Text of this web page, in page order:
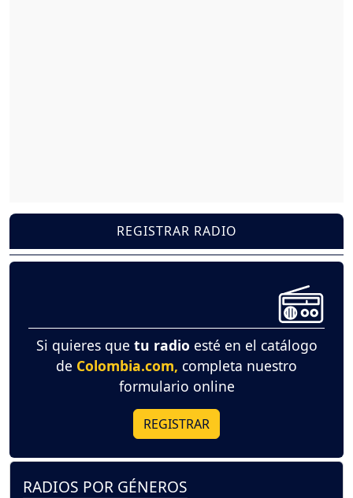
REGISTRAR RADIO
Si quieres que tu radio esté en el catálogo
de Colombia.com, completa nuestro
formulario online
REGISTRAR
RADIOS POR GÉNEROS